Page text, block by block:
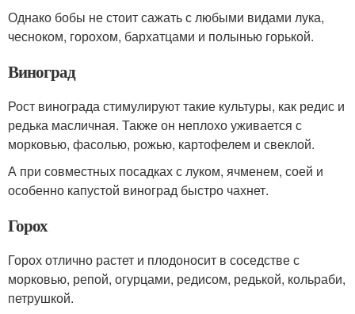
Однако бобы не стоит сажать с любыми видами лука,
чесноком, горохом, бархатцами и полынью горькой.
Виноград
Рост винограда стимулируют такие культуры, как редис и
редька масличная. Также он неплохо уживается с
морковью, фасолью, рожью, картофелем и свеклой.
А при совместных посадках с луком, ячменем, соей и
особенно капустой виноград быстро чахнет.
Горох
Горох отлично растет и плодоносит в соседстве с
морковью, репой, огурцами, редисом, редькой, кольраби,
петрушкой.